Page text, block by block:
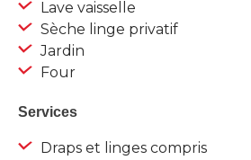
Lave vaisselle
Sèche linge privatif
Jardin
Four
Services
Draps et linges compris